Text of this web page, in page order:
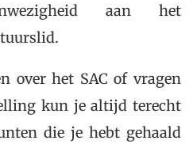
aan het
over het SAC of vragen
kun je altijd terecht
die je hebt gehaald